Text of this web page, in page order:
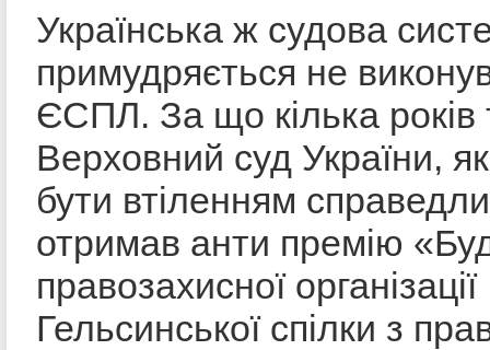
Українська ж судова
примудряється не
ЄСПЛ. За що кілька років
Верховний суд України,
бути втіленням
отримав анти премію
правозахисної організації
Гельсинської спілки з